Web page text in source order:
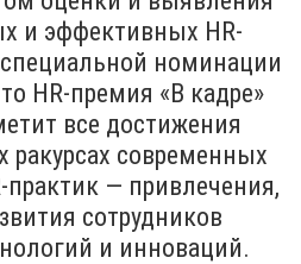
и эффективных HR-
номинации
HR-премия «В кадре»
все достижения
ракурсах современных
— привлечения,
сотрудников
и инноваций.